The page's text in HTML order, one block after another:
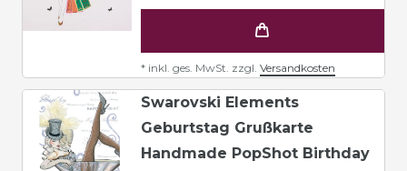
* inkl. ges. MwSt. zzgl. Versandkosten
Swarovski Elements
Geburtstag Grußkarte
Handmade PopShot Birthday